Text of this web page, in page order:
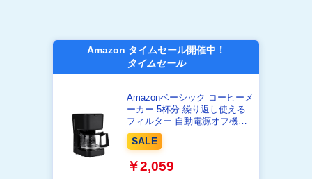
Amazon タイムセール開催中！
タイムセール
Amazonベーシック コーヒーメ
ーカー 5杯分 繰り返し使える
フィルター 自動電源オフ機能
付き 750 ml ブラック
SALE
￥2,059